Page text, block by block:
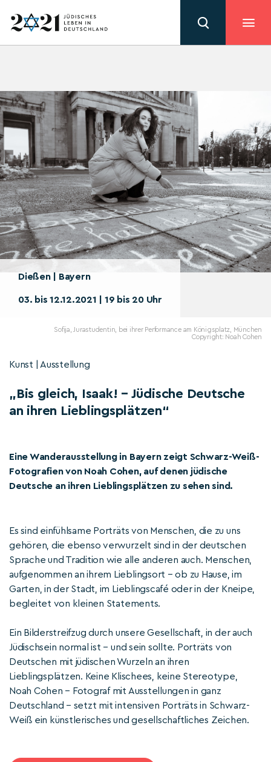
Dießen | Bayern
03. bis 12.12.2021 | 19 bis 20 Uhr
Sofija, Jurastudentin, bei ihrer Performance am Königsplatz, München
Copyright: Noah Cohen
Kunst | Ausstellung
„Bis gleich, Isaak! – Jüdische Deutsche
an ihren Lieblingsplätzen“
Eine Wanderausstellung in Bayern zeigt Schwarz-Weiß-
Fotografien von Noah Cohen, auf denen jüdische
Deutsche an ihren Lieblingsplätzen zu sehen sind.
Es sind einfühlsame Porträts von Menschen, die zu uns
gehören, die ebenso verwurzelt sind in der deutschen
Sprache und Tradition wie alle anderen auch. Menschen,
aufgenommen an ihrem Lieblingsort – ob zu Hause, im
Garten, in der Stadt, im Lieblingscafé oder in der Kneipe,
begleitet von kleinen Statements.
Ein Bilderstreifzug durch unsere Gesellschaft, in der auch
Jüdischsein normal ist – und sein sollte. Porträts von
Deutschen mit jüdischen Wurzeln an ihren
Lieblingsplätzen. Keine Klischees, keine Stereotype,
Noah Cohen – Fotograf mit Ausstellungen in ganz
Deutschland – setzt mit intensiven Porträts in Schwarz-
Weiß ein künstlerisches und gesellschaftliches Zeichen.